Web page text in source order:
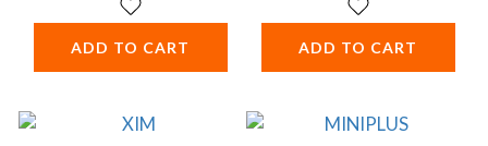
ADD TO CART ADD TO CART